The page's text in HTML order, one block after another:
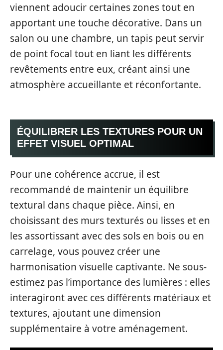
viennent adoucir certaines zones tout en
apportant une touche décorative. Dans un
salon ou une chambre, un tapis peut servir
de point focal tout en liant les différents
revêtements entre eux, créant ainsi une
atmosphère accueillante et réconfortante.
ÉQUILIBRER LES TEXTURES POUR UN
EFFET VISUEL OPTIMAL
Pour une cohérence accrue, il est
recommandé de maintenir un équilibre
textural dans chaque pièce. Ainsi, en
choisissant des murs texturés ou lisses et en
les assortissant avec des sols en bois ou en
carrelage, vous pouvez créer une
harmonisation visuelle captivante. Ne sous-
estimez pas l’importance des lumières : elles
interagiront avec ces différents matériaux et
textures, ajoutant une dimension
supplémentaire à votre aménagement.